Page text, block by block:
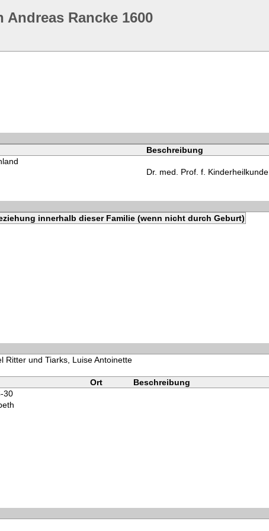
Rancke 1600
Beschreibung
Dr. med. Prof. f. Kinderheilkunde
innerhalb dieser Familie (wenn nicht durch Geburt)
Ritter und Tiarks, Luise Antoinette
Ort Beschreibung
30